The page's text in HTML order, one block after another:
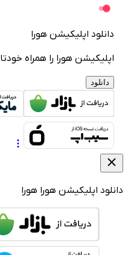
اپلیکیشن هورا
هورا را همراه خودتان
دانلود
اپلیکیشن هوراهورا